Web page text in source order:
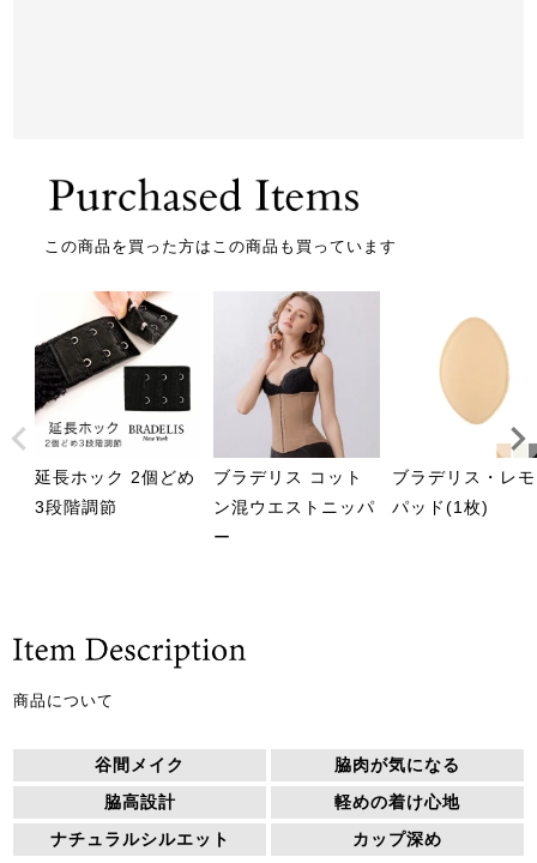
この商品を買った方はこの商品も買っています
延長ホック 2個どめ
3段階調節
ブラデリス コット
ン混ウエストニッパ
ー
ブラデリス・レ
パッド(1枚)
商品について
谷間メイク
脇肉が気になる
脇高設計
軽めの着け心地
ナチュラルシルエット
カップ深め